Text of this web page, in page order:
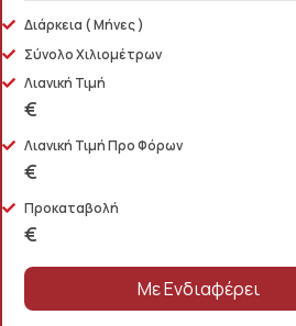
Διάρκεια ( Μήνες )
Σύνολο Χιλιομέτρων
Λιανική Τιμή
€
Λιανική Τιμή Προ Φόρων
€
Προκαταβολή
€